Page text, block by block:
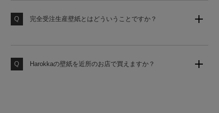
お申し付けください。
完全受注生産壁紙とはどういうことですか？
で、品質の劣化がなく安心してお使いいただけます。
Harokkaの壁紙を近所のお店で買えますか？